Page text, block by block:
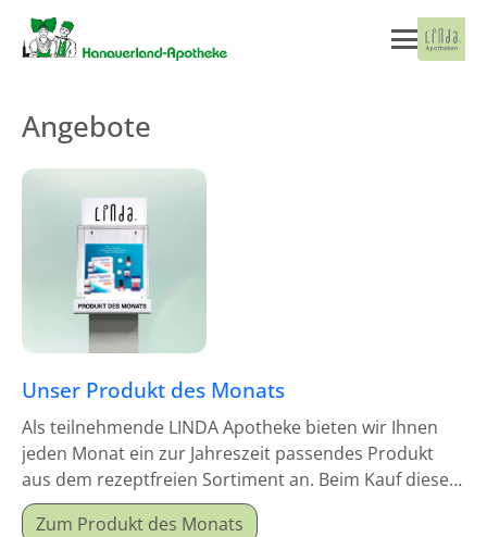
Angebote
Unser Produkt des Monats
Als teilnehmende LINDA Apotheke bieten wir Ihnen
jeden Monat ein zur Jahreszeit passendes Produkt
aus dem rezeptfreien Sortiment an. Beim Kauf dieses
Monatsproduktes erhalten Sie einen Mitgabeartikel
gratis dazu.
Zum Produkt des Monats